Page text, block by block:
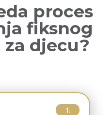
proces
fiksnog
djecu?
1.